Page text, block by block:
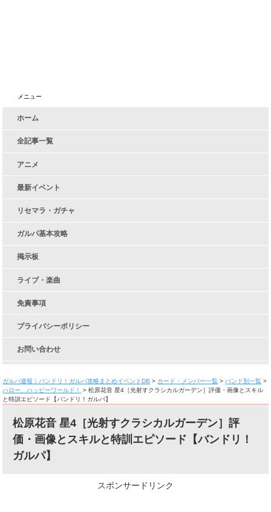
メニュー
ホーム
全記事一覧
アニメ
最新イベント
リセマラ・ガチャ
ガルパ基本攻略
掲示板
ライブ・楽曲
免責事項
プライバシーポリシー
お問い合わせ
ガルパ速報｜バンドリ！ガルパ攻略まとめイベントDB > カード・メンバー一覧 > バンド別一覧 >
ハロー、ハッピーワールド！
>松原花音 星4［光射すクラシカルガーデン］評価・画像とスキル
と特訓エピソード【バンドリ！ガルパ】
松原花音 星4［光射すクラシカルガーデン］評
価・画像とスキルと特訓エピソード【バンドリ！
ガルパ】
スポンサードリンク